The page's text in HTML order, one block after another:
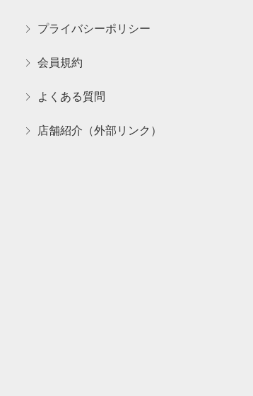
プライバシーポリシー
会員規約
よくある質問
店舗紹介（外部リンク）